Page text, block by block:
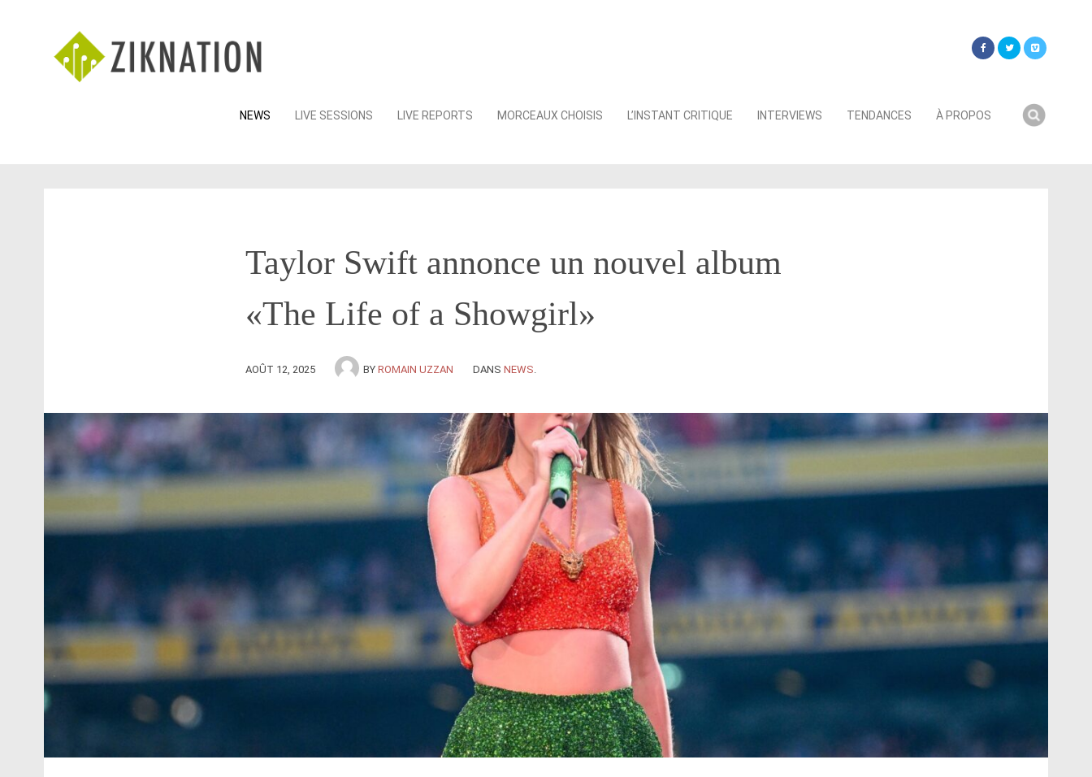
Skip
NEWS LIVE SESSIONS LIVE REPORTS MORCEAUX CHOISIS L’INSTANT CRITIQUE INTERVIEWS TENDANCES À PROPOS
Taylor Swift annonce un nouvel album
«The Life of a Showgirl»
AOÛT 12, 2025 BY ROMAIN UZZAN DANS NEWS